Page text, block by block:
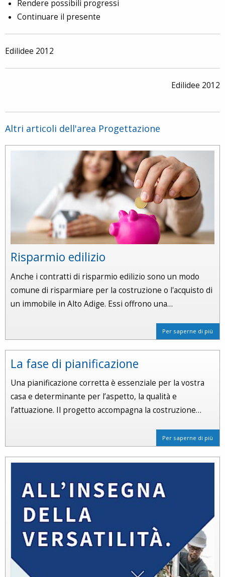
Rendere possibili progressi
Continuare il presente
Edilidee 2012
Edilidee 2012
Altri articoli dell'area Progettazione
Risparmio edilizio
Anche i contratti di risparmio edilizio sono un modo
comune di risparmiare per la costruzione o l'acquisto di
un immobile in Alto Adige. Essi offrono una…
Per saperne di più
La fase di pianificazione
Una pianificazione corretta è essenziale per la vostra
casa e determinante per l’aspetto, la qualità e
l’attuazione. Il progetto accompagna la costruzione…
Per saperne di più